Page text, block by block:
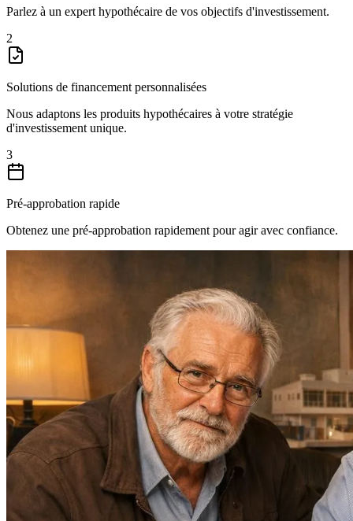
Parlez à un expert hypothécaire de vos objectifs d'investissement.
2
Solutions de financement personnalisées
Nous adaptons les produits hypothécaires à votre stratégie
d'investissement unique.
3
Pré-approbation rapide
Obtenez une pré-approbation rapidement pour agir avec confiance.